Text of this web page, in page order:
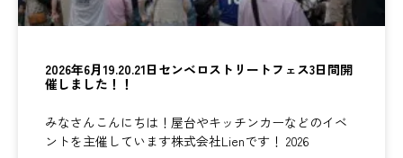
2026年6月19.20.21日センベロストリートフェス3日間開
催しました！！
みなさんこんにちは！屋台やキッチンカーなどのイベ
ントを主催しています株式会社Lienです！ 2026